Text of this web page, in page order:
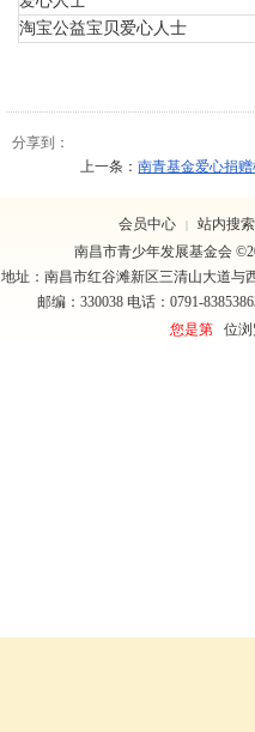
淘宝公益宝贝爱心人士
分享到：
上一条：南青基金爱心捐
会员中心 |
站内搜索
南昌市青少年发展基金会
地址：南昌市红谷滩新区三清山大道与
邮编：330038 电话：0791-
您是第位